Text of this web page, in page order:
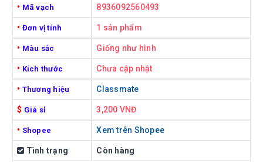
• Mã vạch 8936092560493
• Đơn vị tính 1 sản phẩm
• Màu sắc Giống như hình
• Kích thước Chưa cập nhật
• Thương hiệu Classmate
$ Giá sỉ 3,200 VNĐ
• Shopee Xem trên Shopee
Tình trạng Còn hàng